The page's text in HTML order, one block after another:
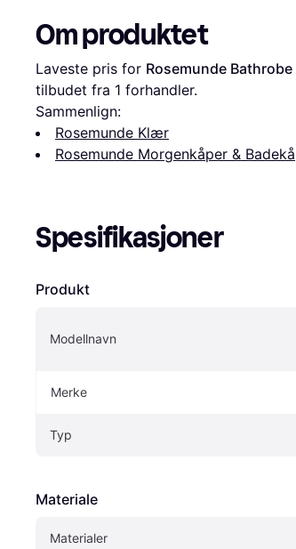
Om produktet
Laveste pris for Rosemunde
tilbudet fra 1 forhandler.
Sammenlign:
Rosemunde Klær
Rosemunde Morgenkåper &
Spesifikasjoner
Produkt
Modellnavn
Merke
Typ
Materiale
Materialer